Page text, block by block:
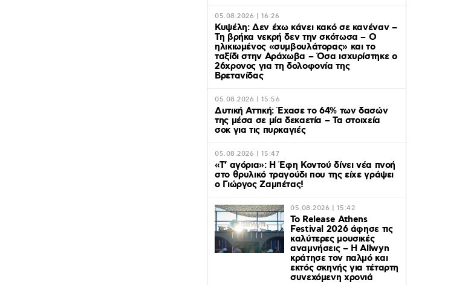
05.08.2026 | 16:26
Κυψέλη: Δεν έχω κάνει κακό σε κανέναν –
Τη βρήκα νεκρή δεν την σκότωσα – Ο
ηλικιωμένος «συμβουλάτορας» και το
ταξίδι στην Αράχωβα – Όσα ισχυρίστηκε ο
26χρονος για τη δολοφονία της
Βρετανίδας
05.08.2026 | 15:56
Δυτική Αττική: Έχασε το 64% των δασών
της μέσα σε μία δεκαετία – Τα στοιχεία
σοκ για τις πυρκαγιές
05.08.2026 | 15:47
«Τ’ αγόρια»: Η Έφη Κοντού δίνει νέα πνοή
στο θρυλικό τραγούδι που της είχε γράψει
ο Γιώργος Ζαμπέτας!
05.08.2026 | 15:42
Το Release Athens
Festival 2026 άφησε τις
καλύτερες μουσικές
αναμνήσεις – Η Allwyn
κράτησε τον παλμό και
εκτός σκηνής για τέταρτη
συνεχόμενη χρονιά